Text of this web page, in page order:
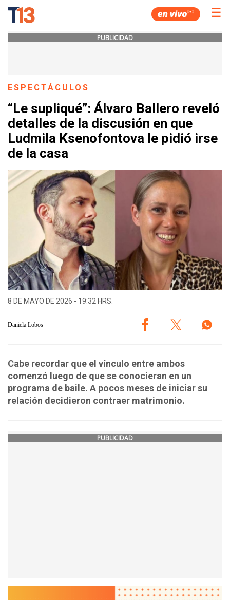
☰
PUBLICIDAD
ESPECTÁCULOS
“Le supliqué”: Álvaro Ballero reveló
detalles de la discusión en que
Ludmila Ksenofontova le pidió irse
de la casa
8 DE MAYO DE 2026 - 19:32 HRS.
Daniela Lobos
Cabe recordar que el vínculo entre ambos
comenzó luego de que se conocieran en un
programa de baile. A pocos meses de iniciar su
relación decidieron contraer matrimonio.
PUBLICIDAD